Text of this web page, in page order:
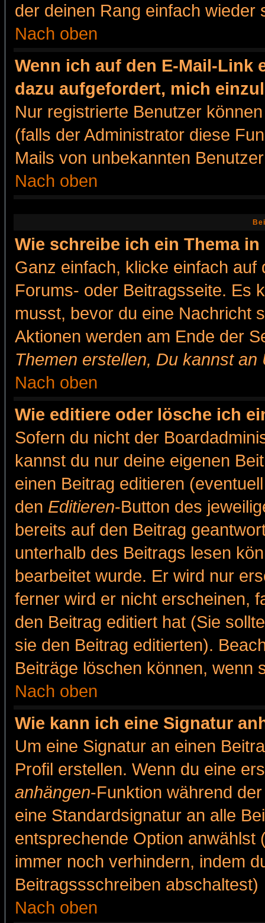
der deinen Rang einfach wieder
Nach oben
Wenn ich auf den E-Mail-Link
dazu aufgefordert, mich
Nur registrierte Benutzer
(falls der Administrator diese
Mails von unbekannten
Nach oben
Wie schreibe ich ein Thema
Ganz einfach, klicke einfach
Forums- oder Beitragsseite. Es
musst, bevor du eine Nachricht
Aktionen werden am Ende der
Themen erstellen, Du kannst
Nach oben
Wie editiere oder lösche ich
Sofern du nicht der
kannst du nur deine eigenen
einen Beitrag editieren
den Editieren-Button des
bereits auf den Beitrag
unterhalb des Beitrags lesen
bearbeitet wurde. Er wird nur
ferner wird er nicht erscheinen,
den Beitrag editiert hat (Sie
sie den Beitrag editierten).
Beiträge löschen können, wenn
Nach oben
Wie kann ich eine Signatur
Um eine Signatur an einen
Profil erstellen. Wenn du eine
anhängen-Funktion während
eine Standardsignatur an alle
entsprechende Option anwählst
immer noch verhindern, indem
Beitragssschreiben abschaltest)
Nach oben